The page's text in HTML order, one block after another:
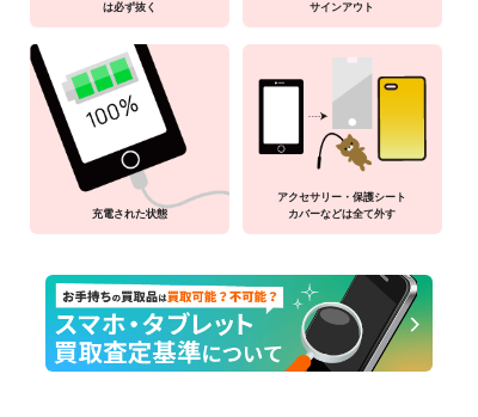
は必ず抜く
サインアウト
充電された状態
アクセサリー・保護シート
カバーなどは全て外す